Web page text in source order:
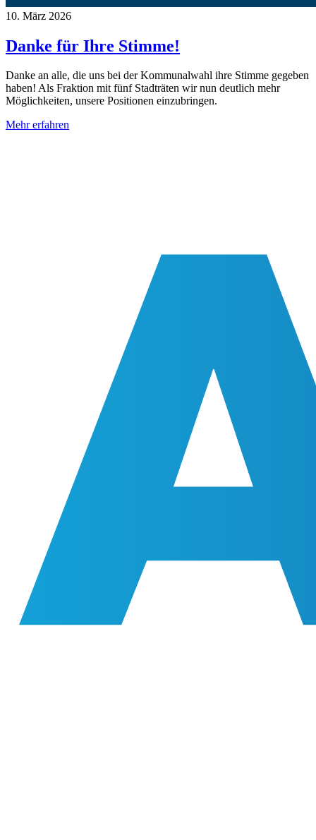
10. März 2026
Danke für Ihre Stimme!
Danke an alle, die uns bei der Kommunalwahl ihre Stimme gegeben
haben! Als Fraktion mit fünf Stadträten wir nun deutlich mehr
Möglichkeiten, unsere Positionen einzubringen.
Mehr erfahren